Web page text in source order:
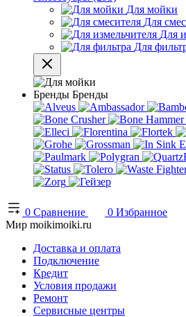
Для мойки
Для
Для
Для
Бренды Бренды
0 Сравнение 0 Избранное
Мир moikimoiki.ru
Доставка и оплата
Подключение
Кредит
Условия продажи
Ремонт
Сервисные центры